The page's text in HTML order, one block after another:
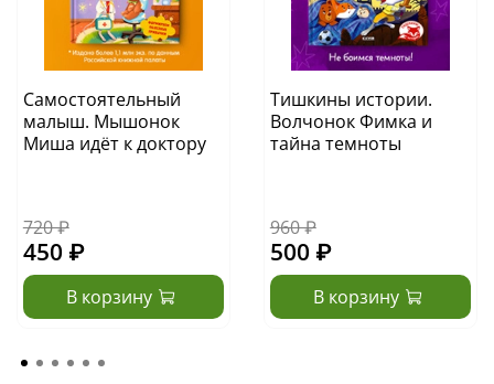
Самостоятельный
малыш. Мышонок
Миша идёт к доктору
720 ₽
450 ₽
В корзину
Тишкины истории.
Волчонок Фимка и
тайна темноты
960 ₽
500 ₽
В корзину